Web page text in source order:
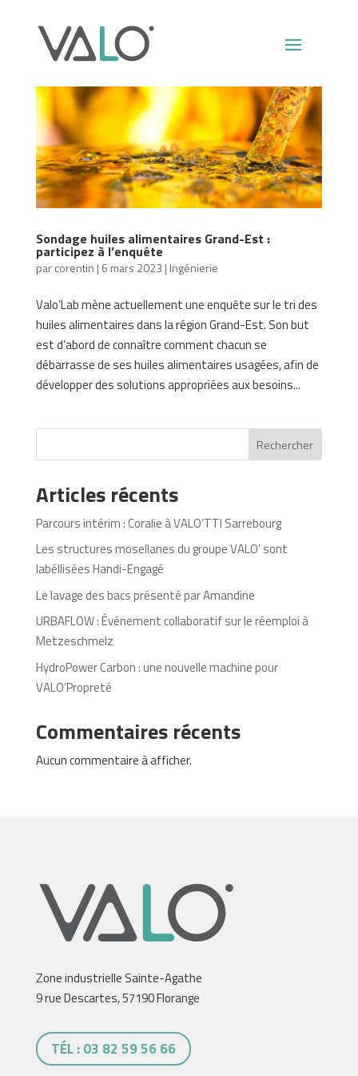
Sondage huiles alimentaires Grand-Est :
participez à l’enquête
parcorentin | 6 mars 2023 | Ingénierie
Valo’Lab mène actuellement une enquête sur le tri des
huiles alimentaires dans la région Grand-Est. Son but
est d’abord de connaître comment chacun se
débarrasse de ses huiles alimentaires usagées, afin de
développer des solutions appropriées aux besoins...
Rechercher
Articles récents
Parcours intérim : Coralie à VALO’TTI Sarrebourg
Les structures mosellanes du groupe VALO’ sont
labéllisées Handi-Engagé
Le lavage des bacs présenté par Amandine
URBAFLOW : Événement collaboratif sur le réemploi à
Metzeschmelz
HydroPower Carbon : une nouvelle machine pour
VALO’Propreté
Commentaires récents
Aucun commentaire à afficher.
Zone industrielle Sainte-Agathe
9 rue Descartes, 57190 Florange
TÉL : 03 82 59 56 66